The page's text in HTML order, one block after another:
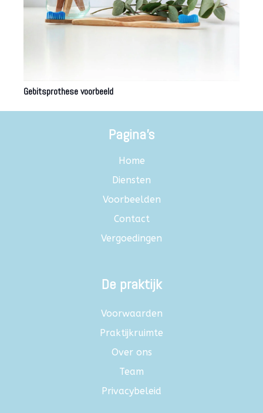
Gebitsprothese voorbeeld
Pagina’s
Home
Diensten
Voorbeelden
Contact
Vergoedingen
De praktijk
Voorwaarden
Praktijkruimte
Over ons
Team
Privacybeleid